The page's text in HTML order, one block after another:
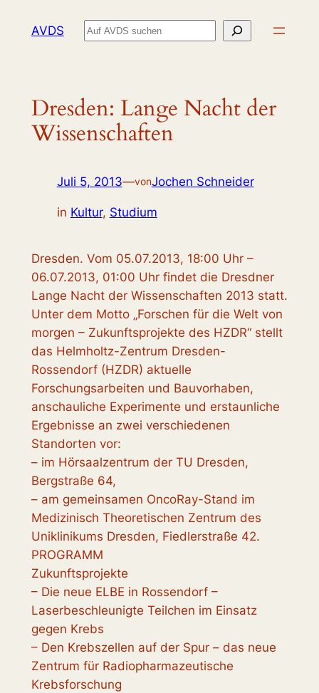
InhaltAVDS Suchen
Dresden: Lange Nacht der
Wissenschaften
Juli 5, 2013—vonJochen Schneider
in Kultur, Studium
Dresden. Vom 05.07.2013, 18:00 Uhr –
06.07.2013, 01:00 Uhr findet die Dresdner
Lange Nacht der Wissenschaften 2013 statt.
Unter dem Motto „Forschen für die Welt von
morgen – Zukunftsprojekte des HZDR“ stellt
das Helmholtz-Zentrum Dresden-
Rossendorf (HZDR) aktuelle
Forschungsarbeiten und Bauvorhaben,
anschauliche Experimente und erstaunliche
Ergebnisse an zwei verschiedenen
Standorten vor:
– im Hörsaalzentrum der TU Dresden,
Bergstraße 64,
– am gemeinsamen OncoRay-Stand im
Medizinisch Theoretischen Zentrum des
Uniklinikums Dresden, Fiedlerstraße 42.
PROGRAMM
Zukunftsprojekte
– Die neue ELBE in Rossendorf –
Laserbeschleunigte Teilchen im Einsatz
gegen Krebs
– Den Krebszellen auf der Spur – das neue
Zentrum für Radiopharmazeutische
Krebsforschung